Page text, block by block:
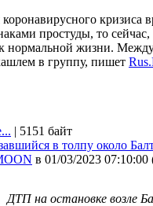
кризиса
простуды, то
нормальной жизни.
в группу, пишет
| 5151 байт
в толпу около
в 01/03/2023 07:10:00
ДТП на остановке возле